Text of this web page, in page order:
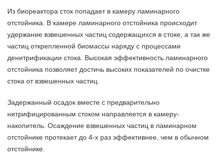
Из биореактора сток попадает в камеру ламинарного
отстойника. В камере ламинарного отстойника происходит
удержание взвешенных частиц содержащихся в стоке, а так же
частиц открепленной биомассы наряду с процессами
денитрификации стока. Высокая эффективность ламинарного
отстойника позволяет достичь высоких показателей по очистке
стока от взвешенных частиц.
Задержанный осадок вместе с предварительно
нитрифицированным стоком направляется в камеру-
накопитель. Осаждение взвешенных частиц в ламинарном
отстойнике протекает до 4-х раз эффективнее, чем в обычном
отстойнике.